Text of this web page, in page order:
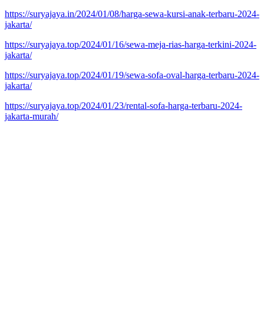
https://suryajaya.in/2024/01/08/harga-sewa-kursi-anak-terbaru-2024-
jakarta/
https://suryajaya.top/2024/01/16/sewa-meja-rias-harga-terkini-2024-
jakarta/
https://suryajaya.top/2024/01/19/sewa-sofa-oval-harga-terbaru-2024-
jakarta/
https://suryajaya.top/2024/01/23/rental-sofa-harga-terbaru-2024-
jakarta-murah/